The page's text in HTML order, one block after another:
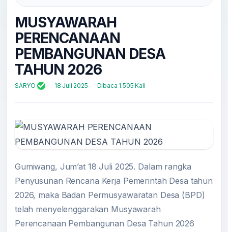
MUSYAWARAH
PERENCANAAN
PEMBANGUNAN DESA
TAHUN 2026
SARYO 18 Juli 2025 Dibaca 1.505 Kali
Gumiwang, Jum’at 18 Juli 2025. Dalam rangka
Penyusunan Rencana Kerja Pemerintah Desa tahun
2026, maka Badan Permusyawaratan Desa (BPD)
telah menyelenggarakan Musyawarah
Perencanaan Pembangunan Desa Tahun 2026